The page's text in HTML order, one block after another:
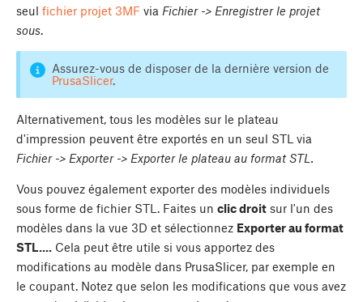
seul fichier projet 3MF via Fichier -> Enregistrer le projet
sous.
Assurez-vous de disposer de la dernière version de
PrusaSlicer.
Alternativement, tous les modèles sur le plateau
d'impression peuvent être exportés en un seul STL via
Fichier -> Exporter -> Exporter le plateau au format STL.
Vous pouvez également exporter des modèles individuels
sous forme de fichier STL. Faites un clic droit sur l'un des
modèles dans la vue 3D et sélectionnez Exporter au format
STL.... Cela peut être utile si vous apportez des
modifications au modèle dans PrusaSlicer, par exemple en
le coupant. Notez que selon les modifications que vous avez